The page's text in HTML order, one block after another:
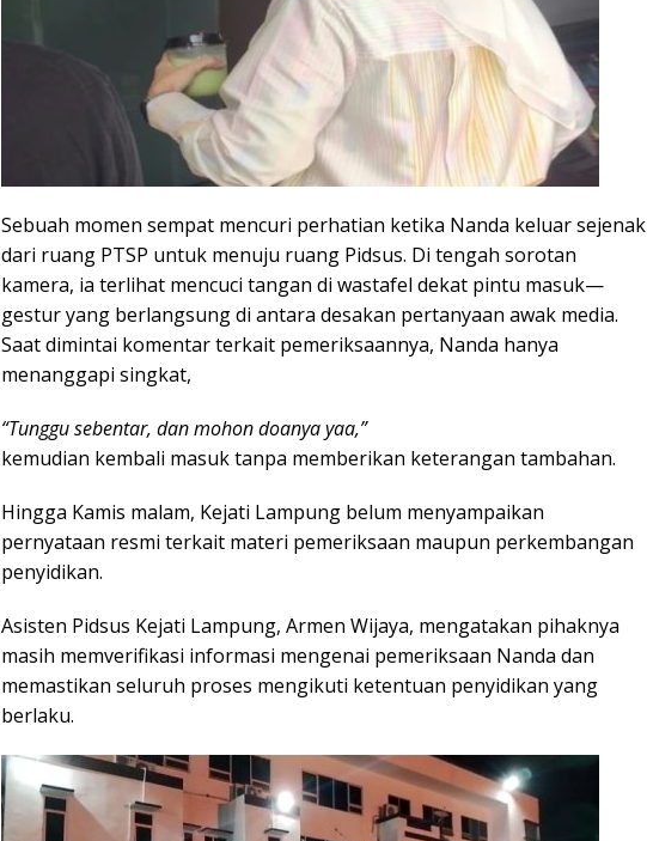
Sebuah momen sempat mencuri perhatian ketika Nanda keluar sejenak
dari ruang PTSP untuk menuju ruang Pidsus. Di tengah sorotan
kamera, ia terlihat mencuci tangan di wastafel dekat pintu masuk—
gestur yang berlangsung di antara desakan pertanyaan awak media.
Saat dimintai komentar terkait pemeriksaannya, Nanda hanya
menanggapi singkat,
“Tunggu sebentar, dan mohon doanya yaa,”
kemudian kembali masuk tanpa memberikan keterangan tambahan.
Hingga Kamis malam, Kejati Lampung belum menyampaikan
pernyataan resmi terkait materi pemeriksaan maupun perkembangan
penyidikan.
Asisten Pidsus Kejati Lampung, Armen Wijaya, mengatakan pihaknya
masih memverifikasi informasi mengenai pemeriksaan Nanda dan
memastikan seluruh proses mengikuti ketentuan penyidikan yang
berlaku.